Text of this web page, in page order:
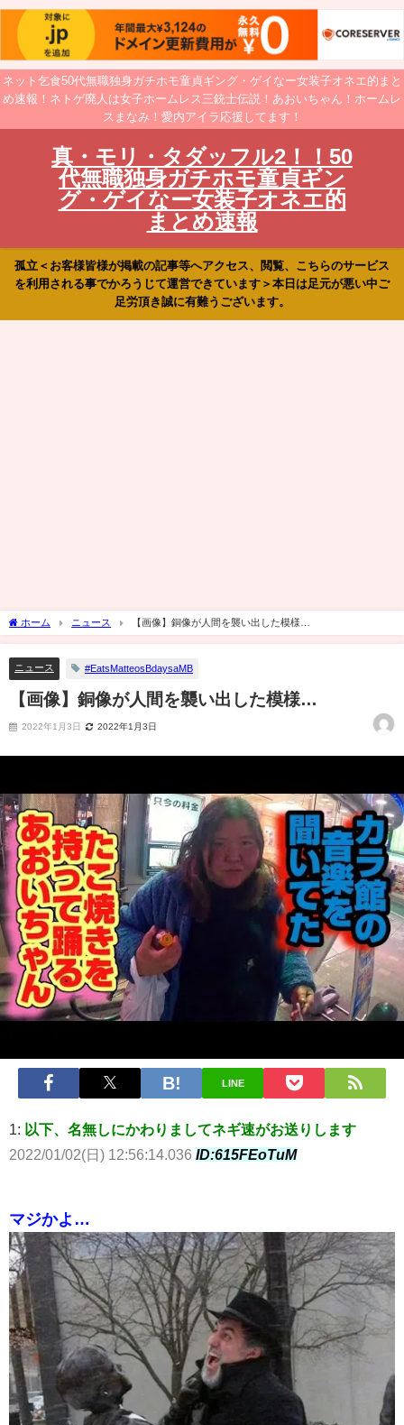
ネット乞食50代無職独身ガチホモ童貞ギング・ゲイなー女装子オネエ的まと
め速報！ネトゲ廃人は女子ホームレス三銃士伝説！あおいちゃん！ホームレ
スまなみ！愛内アイラ応援してます！
真・モリ・タダッフル2！！50
代無職独身ガチホモ童貞ギン
グ・ゲイなー女装子オネエ的
まとめ速報
孤立＜お客様皆様が掲載の記事等へアクセス、閲覧、こちらのサービス
を利用される事でかろうじて運営できています＞本日は足元が悪い中ご
足労頂き誠に有難うございます。
ホーム ニュース 【画像】銅像が人間を襲い出した模様…
ニュース #EatsMatteosBdaysaMB
【画像】銅像が人間を襲い出した模様…
2022年1月3日 2022年1月3日
LINE
1: 以下、名無しにかわりましてネギ速がお送りします
2022/01/02(日) 12:56:14.036 ID:615FEoTuM
マジかよ…